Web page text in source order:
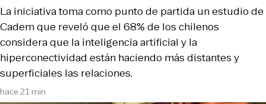
hace 21 min
La iniciativa toma como punto de partida un estudio de
Cadem que reveló que el 68% de los chilenos
considera que la inteligencia artificial y la
hiperconectividad están haciendo más distantes y
superficiales las relaciones.